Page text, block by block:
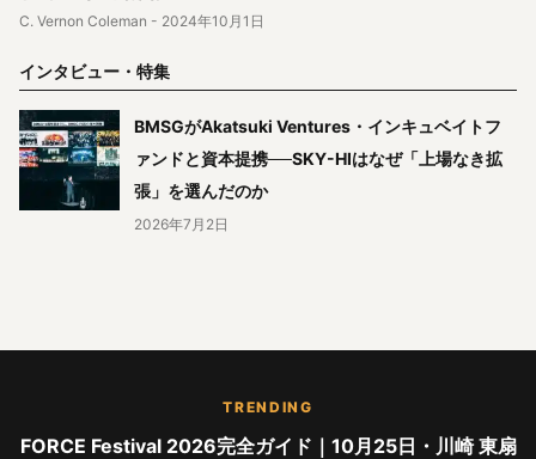
C. Vernon Coleman - 2024年10月1日
インタビュー・特集
BMSGがAkatsuki Ventures・インキュベイトフ
ァンドと資本提携──SKY-HIはなぜ「上場なき拡
張」を選んだのか
2026年7月2日
TRENDING
FORCE Festival 2026完全ガイド｜10月25日・川崎 東扇